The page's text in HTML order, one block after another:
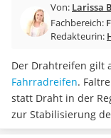
Aluminium-Koffer
Futterboot
E-Bike-Dreirad
Trekkingschuhe Herren
Reisetasche mit Rollen
Klimmzugstation
Koffer
Von: Larissa
Fachbereich:
Redakteurin:
Der Drahtreifen gilt
Fahrradreifen.
statt Draht in der
zur Stabilisierung
flexiblen